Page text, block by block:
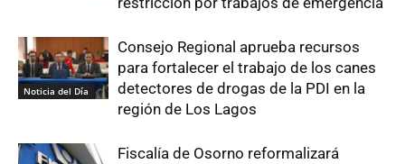
Noticia del Día
Consejo Regional aprueba recursos
para fortalecer el trabajo de los canes
detectores de drogas de la PDI en la
región de Los Lagos
Fiscalía de Osorno reformalizará